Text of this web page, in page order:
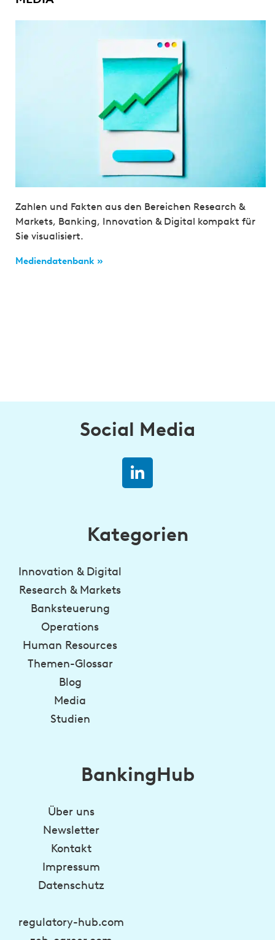
Zahlen und Fakten aus den Bereichen Research &
Markets, Banking, Innovation & Digital kompakt für
Sie visualisiert.
Mediendatenbank »
Social Media
Kategorien
Innovation & Digital
Research & Markets
Banksteuerung
Operations
Human Resources
Themen-Glossar
Blog
Media
Studien
BankingHub
Über uns
Newsletter
Kontakt
Impressum
Datenschutz
regulatory-hub.com